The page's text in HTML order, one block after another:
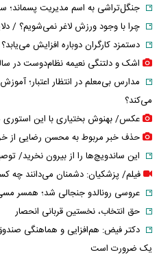
جنگل‌تراشی به اسم مدیریت پسماند؛
چرا با وجود ورزش لاغر نمی‌شویم؟ /
دستمزد کارگران دوباره افزایش
اشک و دلتنگی نعیمه نظام‌دوست در
می‌کند؟
عکس/ بهنوش بختیاری با این استوری
حذف خبر مربوط به محسن رضایی از
این ساندویچ‌ها را از بیرون نخرید/
فیلم/ پزشکیان: دشمنان می‌دانند چه
عروسی رونالدو جنجالی شد؛ همسر
حق انتخاب، نخستین قربانی انحصار
دکتر فیض: هم‌افزایی و هماهنگی
یک ضرورت است